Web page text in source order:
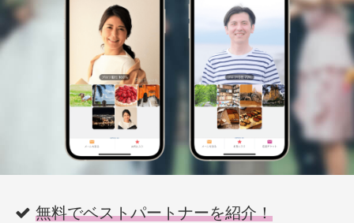
無料でベストパートナーを紹介！